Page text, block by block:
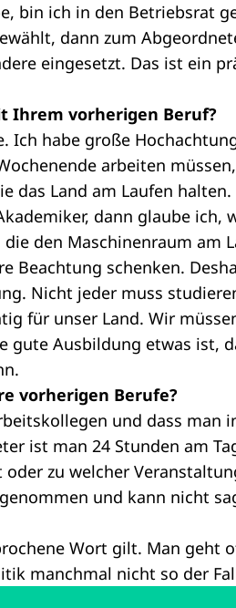
bin ich in den Betriebsrat
dann zum
eingesetzt. Das ist ein
Ihrem vorherigen Beruf?
Ich habe große
arbeiten
das Land am Laufen halten.
dann glaube ich,
den Maschinenraum am
Beachtung schenken.
Nicht jeder muss
für unser Land. Wir
gute Ausbildung etwas ist,
vorherigen Berufe?
und dass man
ist man 24 Stunden am
zu welcher
und kann nicht
Wort gilt. Man geht
manchmal nicht so der